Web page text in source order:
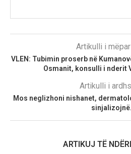
Artikulli i
VLEN: Tubimin proserb në
Osmanit, konsulli i nderit
Artikulli i
Mos neglizhoni nishanet,
ARTIKUJ TË